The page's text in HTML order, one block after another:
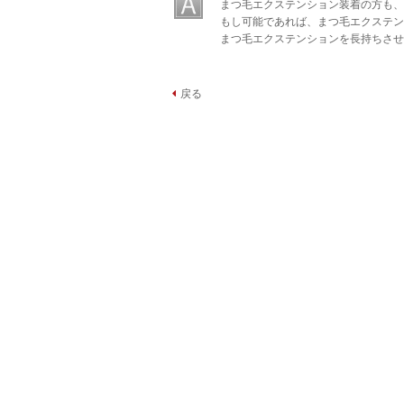
まつ毛エクステンション装着の方も
もし可能であれば、まつ毛エクステ
まつ毛エクステンションを長持ちさ
戻る